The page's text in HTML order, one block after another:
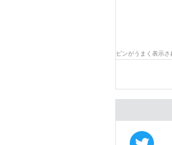
ピンがうまく表示さ